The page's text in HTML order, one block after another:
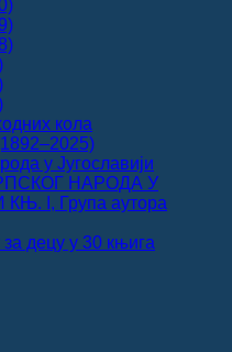
кола
у Југославији
НАРОДА У
I, Група аутора
децу у 30 књига